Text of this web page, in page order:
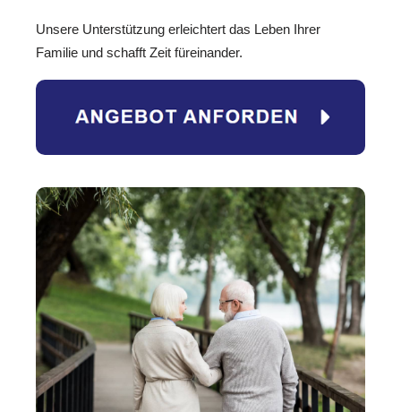
Unsere Unterstützung erleichtert das Leben Ihrer
Familie und schafft Zeit füreinander.